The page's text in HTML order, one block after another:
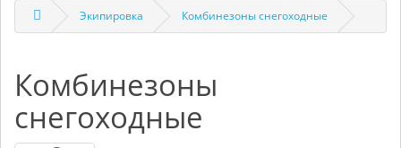
Экипировка Комбинезоны снегоходные
Комбинезоны
снегоходные